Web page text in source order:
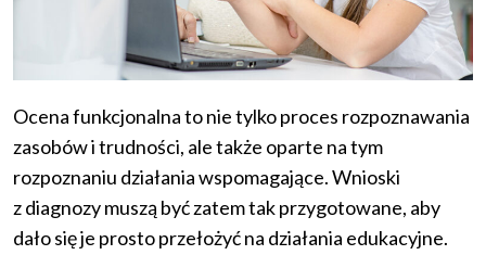
Ocena funkcjonalna to nie tylko proces rozpoznawania
zasobów i trudności, ale także oparte na tym
rozpoznaniu działania wspomagające. Wnioski
z diagnozy muszą być zatem tak przygotowane, aby
dało się je prosto przełożyć na działania edukacyjne.